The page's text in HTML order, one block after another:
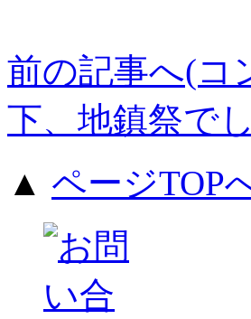
前の記事へ(コ
下、地鎮祭で
▲ ページTOP